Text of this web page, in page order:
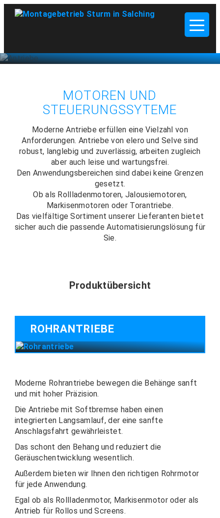
MOTOREN UND
STEUERUNGSSYTEME
Moderne Antriebe erfüllen eine Vielzahl von
Anforderungen. Antriebe von elero und Selve sind
robust, langlebig und zuverlässig, arbeiten zugleich
aber auch leise und wartungsfrei.
Den Anwendungsbereichen sind dabei keine Grenzen
gesetzt.
Ob als Rollladenmotoren, Jalousiemotoren,
Markisenmotoren oder Torantriebe.
Das vielfältige Sortiment unserer Lieferanten bietet
sicher auch die passende Automatisierungslösung für
Sie.
Produktübersicht
ROHRANTRIEBE
Moderne Rohrantriebe bewegen die Behänge sanft
und mit hoher Präzision.
Die Antriebe mit Softbremse haben einen
integrierten Langsamlauf, der eine sanfte
Anschlagsfahrt gewährleistet.
Das schont den Behang und reduziert die
Geräuschentwicklung wesentlich.
Außerdem bieten wir Ihnen den richtigen Rohrmotor
für jede Anwendung.
Egal ob als Rollladenmotor, Markisenmotor oder als
Antrieb für Rollos und Screens.